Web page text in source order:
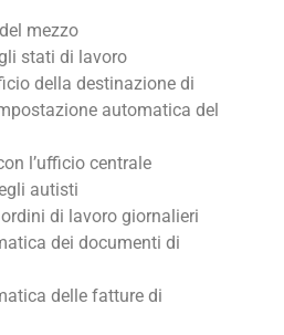
mezzo
stati di lavoro
della destinazione di
automatica del
l’ufficio centrale
autisti
di lavoro giornalieri
dei documenti di
delle fatture di